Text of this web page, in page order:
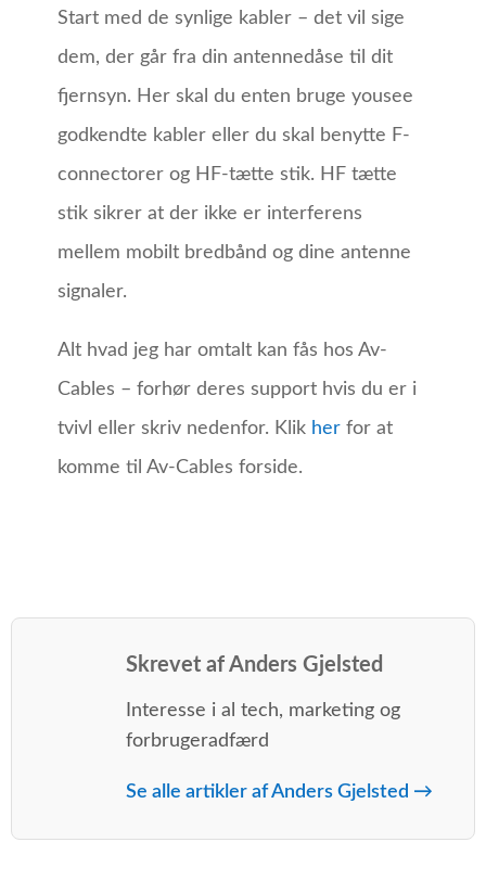
Start med de synlige kabler – det vil sige
dem, der går fra din antennedåse til dit
fjernsyn. Her skal du enten bruge yousee
godkendte kabler eller du skal benytte F-
connectorer og HF-tætte stik. HF tætte
stik sikrer at der ikke er interferens
mellem mobilt bredbånd og dine antenne
signaler.
Alt hvad jeg har omtalt kan fås hos Av-
Cables – forhør deres support hvis du er i
tvivl eller skriv nedenfor. Klik herfor at
komme til Av-Cables forside.
Skrevet af Anders Gjelsted
Interesse i al tech, marketing og
forbrugeradfærd
Se alle artikler af Anders Gjelsted →